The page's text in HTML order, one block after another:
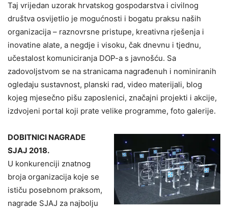
Taj vrijedan uzorak hrvatskog gospodarstva i civilnog
društva osvijetlio je mogućnosti i bogatu praksu naših
organizacija – raznovrsne pristupe, kreativna rješenja i
inovatine alate, a negdje i visoku, čak dnevnu i tjednu,
učestalost komuniciranja DOP-a s javnošću. Sa
zadovoljstvom se na stranicama nagrađenuh i nominiranih
ogledaju sustavnost, planski rad, video materijali, blog
kojeg mjesečno pišu zaposlenici, značajni projekti i akcije,
izdvojeni portal koji prate velike programme, foto galerije.
DOBITNICI NAGRADE
SJAJ 2018.
U konkurenciji znatnog
broja organizacija koje se
ističu posebnom praksom,
nagrade SJAJ za najbolju